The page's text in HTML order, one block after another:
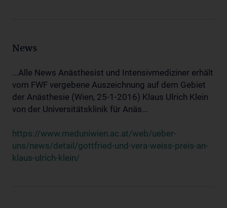
News
...Alle News Anästhesist und Intensivmediziner erhält
vom FWF vergebene Auszeichnung auf dem Gebiet
der Anästhesie (Wien, 25-1-2016) Klaus Ulrich Klein
von der Universitätsklinik für Anäs...
https://www.meduniwien.ac.at/web/ueber-
uns/news/detail/gottfried-und-vera-weiss-preis-an-
klaus-ulrich-klein/